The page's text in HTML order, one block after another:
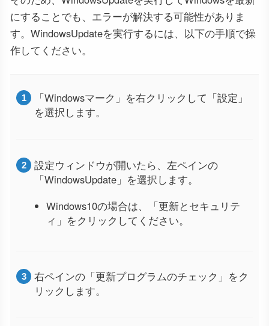
にすることでも、エラーが解決する可能性がありま
す。WindowsUpdateを実行するには、以下の手順で操
作してください。
「Windowsマーク」を右クリックして「設定」
を選択します。
設定ウィンドウが開いたら、左ペインの
「WindowsUpdate」を選択します。
Windows10の場合は、「更新とセキュリテ
ィ」をクリックしてください。
右ペインの「更新プログラムのチェック」をク
リックします。